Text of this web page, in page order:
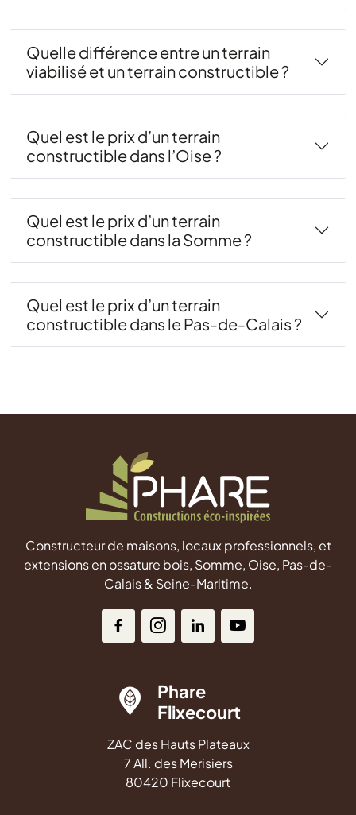
Quelle différence entre un terrain
viabilisé et un terrain constructible ?
Quel est le prix d’un terrain
constructible dans l’Oise ?
Quel est le prix d’un terrain
constructible dans la Somme ?
Quel est le prix d’un terrain
constructible dans le Pas-de-Calais ?
Constructeur de maisons, locaux professionnels, et
extensions en ossature bois, Somme, Oise, Pas-de-
Calais & Seine-Maritime.
Phare
Flixecourt
ZAC des Hauts Plateaux
7 All. des Merisiers
80420 Flixecourt